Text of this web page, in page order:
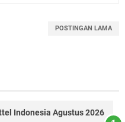
POSTINGAN LAMA
Indonesia Agustus 2026